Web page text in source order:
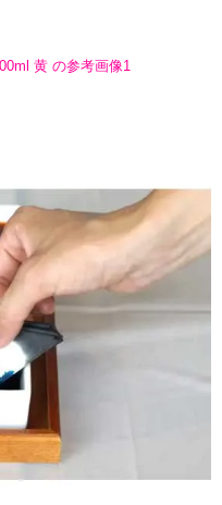
黄 の参考画像1